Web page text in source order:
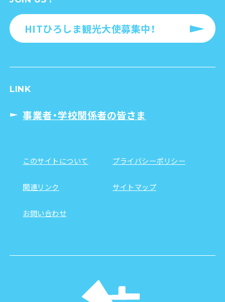
HITひろしま観光大使募集中！
LINK
事業者・学校関係者の皆さま
このサイトについて プライバシーポリシー
関連リンク サイトマップ
お問い合わせ